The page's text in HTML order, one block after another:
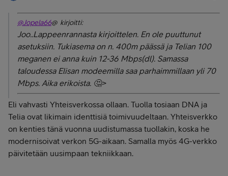
@Jopela66@ kirjoitti:
Joo..Lappeenrannasta kirjoittelen. En ole puuttunut
asetuksiin. Tukiasema on n. 400m päässä ja Telian 100
meganen ei anna kuin 12-36 Mbps(dl). Samassa
taloudessa Elisan modeemilla saa parhaimmillaan yli 70
Mbps. Aika erikoista. 🤔>
Eli vahvasti Yhteisverkossa ollaan. Tuolla tosiaan DNA ja
Telia ovat likimain identtisiä toimivuudeltaan. Yhteisverkko
on kenties tänä vuonna uudistumassa tuollakin, koska he
modernisoivat verkon 5G-aikaan. Samalla myös 4G-verkko
päivitetään uusimpaan tekniikkaan.